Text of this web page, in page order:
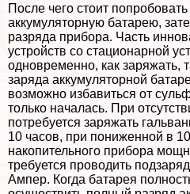
После чего стоит
аккумуляторную батарею,
разряда прибора. Часть
устройств со стационарной
одновременно, как заряжать,
заряда аккумуляторной
возможно избавиться от
только началась. При
потребуется заряжать
10 часов, при пониженной в
накопительного прибора
требуется проводить
Ампер. Когда батарея